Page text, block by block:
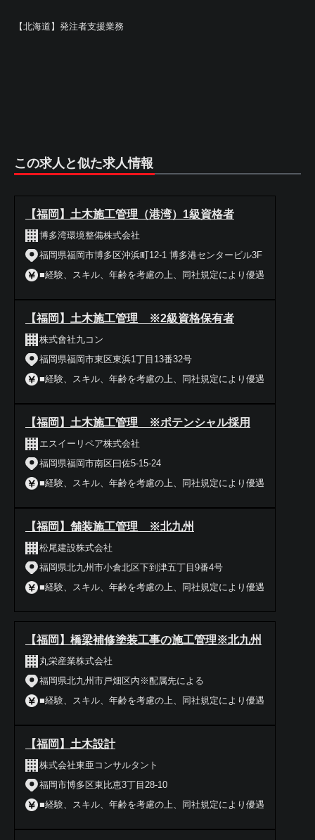
【北海道】発注者支援業務
この求人と似た求人情報
【福岡】土木施工管理（港湾）1級資格者
博多湾環境整備株式会社
福岡県福岡市博多区沖浜町12-1 博多港センタービル3F
■経験、スキル、年齢を考慮の上、同社規定により優遇
【福岡】土木施工管理 ※2級資格保有者
株式會社九コン
福岡県福岡市東区東浜1丁目13番32号
■経験、スキル、年齢を考慮の上、同社規定により優遇
【福岡】土木施工管理 ※ポテンシャル採用
エスイーリペア株式会社
福岡県福岡市南区曰佐5-15-24
■経験、スキル、年齢を考慮の上、同社規定により優遇
【福岡】舗装施工管理 ※北九州
松尾建設株式会社
福岡県北九州市小倉北区下到津五丁目9番4号
■経験、スキル、年齢を考慮の上、同社規定により優遇
【福岡】橋梁補修塗装工事の施工管理※北九州
丸栄産業株式会社
福岡県北九州市戸畑区内※配属先による
■経験、スキル、年齢を考慮の上、同社規定により優遇
【福岡】土木設計
株式会社東亜コンサルタント
福岡市博多区東比恵3丁目28-10
■経験、スキル、年齢を考慮の上、同社規定により優遇